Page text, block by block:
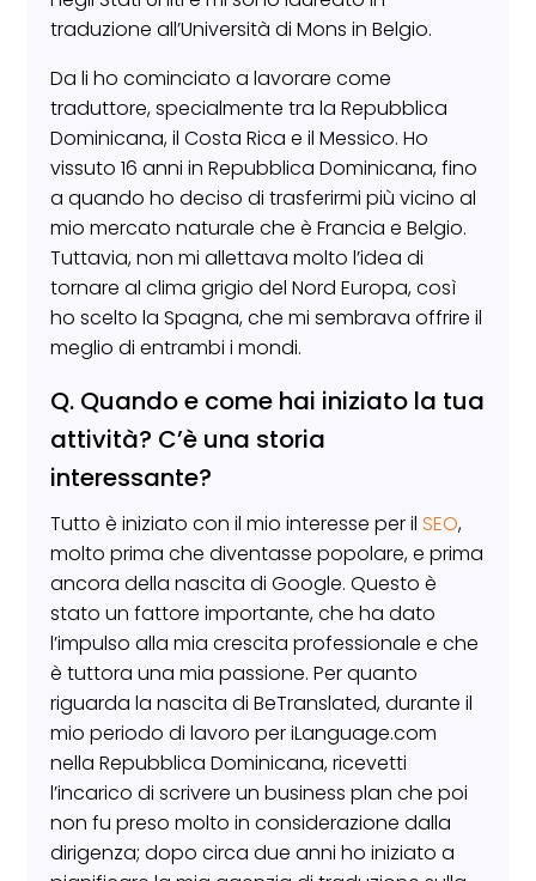
traduzione all’Università di Mons in Belgio.
Da li ho cominciato a lavorare come
traduttore, specialmente tra la Repubblica
Dominicana, il Costa Rica e il Messico. Ho
vissuto 16 anni in Repubblica Dominicana, fino
a quando ho deciso di trasferirmi più vicino al
mio mercato naturale che è Francia e Belgio.
Tuttavia, non mi allettava molto l’idea di
tornare al clima grigio del Nord Europa, così
ho scelto la Spagna, che mi sembrava offrire il
meglio di entrambi i mondi.
Q. Quando e come hai iniziato la tua
attività? C’è una storia
interessante?
Tutto è iniziato con il mio interesse per ilSEO,
molto prima che diventasse popolare, e prima
ancora della nascita di Google. Questo è
stato un fattore importante, che ha dato
l’impulso alla mia crescita professionale e che
è tuttora una mia passione. Per quanto
riguarda la nascita di BeTranslated, durante il
mio periodo di lavoro per iLanguage.com
nella Repubblica Dominicana, ricevetti
l’incarico di scrivere un business plan che poi
non fu preso molto in considerazione dalla
dirigenza; dopo circa due anni ho iniziato a